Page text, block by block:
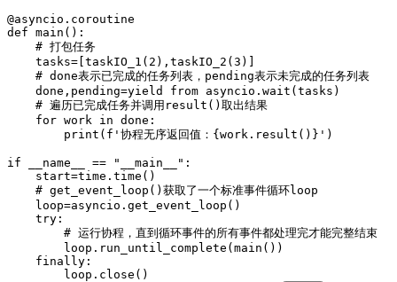
@asyncio . coroutine
def main () :
    # 打包任务
    tasks
= taskIO_1 ( 2 ), taskIO_2 ( 3 )
    # done表示已完成的任务列表，pending表示未完成的任务列表
    done
, pending=yield from asyncio . wait ( tasks )
    # 遍历已完成任务并调用result()取出结果
    for
work in done :
        print
( f '协程无序返回值： { work. result () } ' )
if __name__ == " __main__ " :
    start
=time . time ()
    # get_event_loop()获取了一个标准事件循环loop
    loop
=asyncio . get_event_loop ()
    try
:
        # 运行协程，直到循环事件的所有事件都处理完才能完整结束
        loop
. run_until_complete ( main ())
    finally
:
        loop
. close ()